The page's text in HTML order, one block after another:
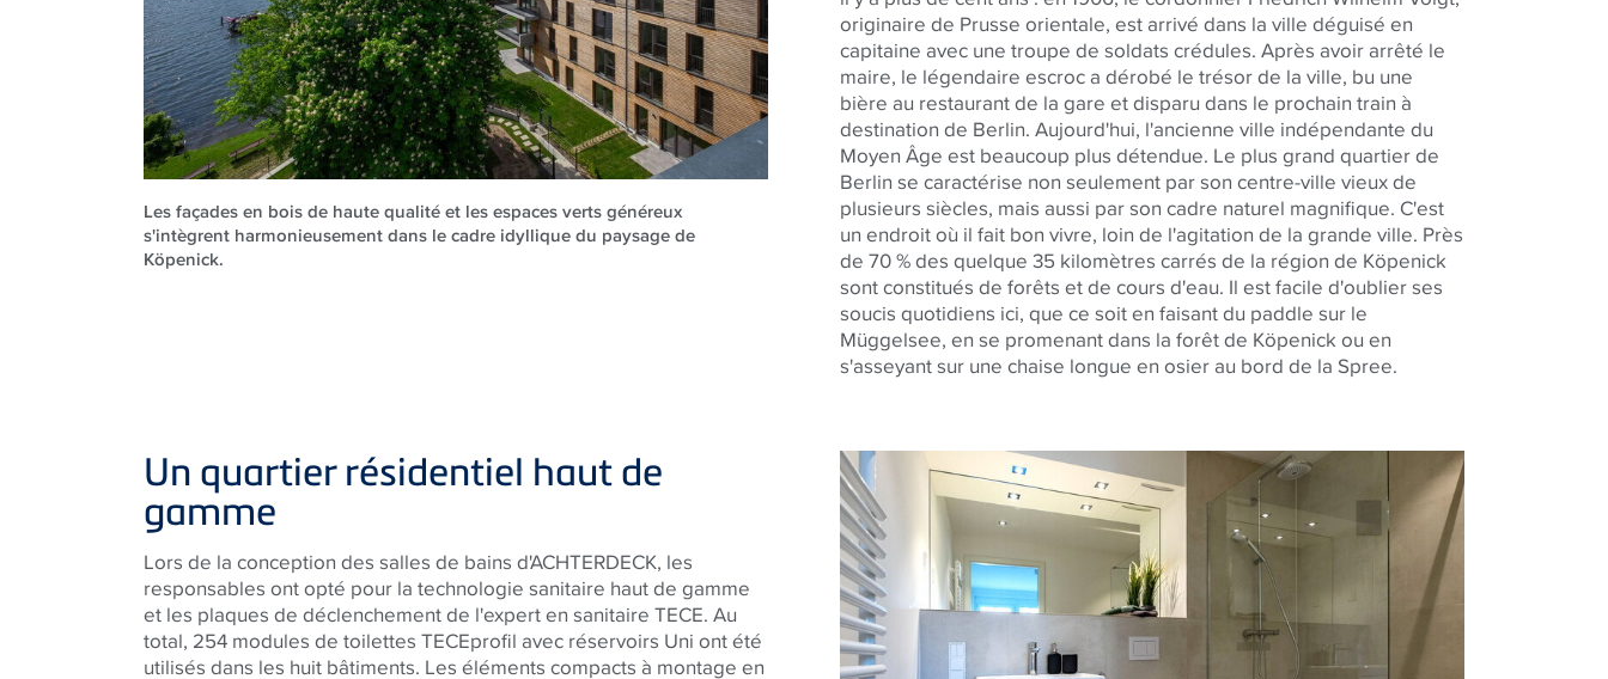
Les façades en bois de haute qualité et les espaces verts généreux
s'intègrent harmonieusement dans le cadre idyllique du paysage de
Köpenick.
originaire de Prusse orientale, est arrivé dans la ville déguisé en
capitaine avec une troupe de soldats crédules. Après avoir arrêté le
maire, le légendaire escroc a dérobé le trésor de la ville, bu une
bière au restaurant de la gare et disparu dans le prochain train à
destination de Berlin. Aujourd'hui, l'ancienne ville indépendante du
Moyen Âge est beaucoup plus détendue. Le plus grand quartier de
Berlin se caractérise non seulement par son centre-ville vieux de
plusieurs siècles, mais aussi par son cadre naturel magnifique. C'est
un endroit où il fait bon vivre, loin de l'agitation de la grande ville. Près
de 70 % des quelque 35 kilomètres carrés de la région de Köpenick
sont constitués de forêts et de cours d'eau. Il est facile d'oublier ses
soucis quotidiens ici, que ce soit en faisant du paddle sur le
Müggelsee, en se promenant dans la forêt de Köpenick ou en
s'asseyant sur une chaise longue en osier au bord de la Spree.
Un quartier résidentiel haut de
gamme
Lors de la conception des salles de bains d'ACHTERDECK, les
responsables ont opté pour la technologie sanitaire haut de gamme
et les plaques de déclenchement de l'expert en sanitaire TECE. Au
total, 254 modules de toilettes TECEprofil avec réservoirs Uni ont été
utilisés dans les huit bâtiments. Les éléments compacts à montage en